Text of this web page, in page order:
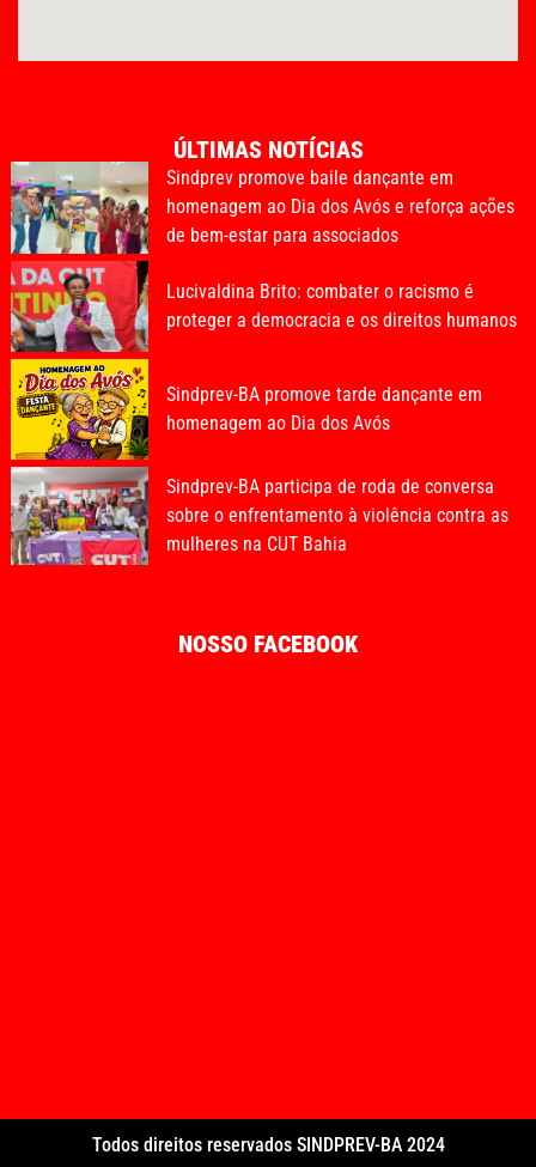
ÚLTIMAS NOTÍCIAS
Sindprev promove baile dançante em
homenagem ao Dia dos Avós e reforça ações
de bem-estar para associados
Lucivaldina Brito: combater o racismo é
proteger a democracia e os direitos humanos
Sindprev-BA promove tarde dançante em
homenagem ao Dia dos Avós
Sindprev-BA participa de roda de conversa
sobre o enfrentamento à violência contra as
mulheres na CUT Bahia
NOSSO FACEBOOK
Todos direitos reservados SINDPREV-BA 2024